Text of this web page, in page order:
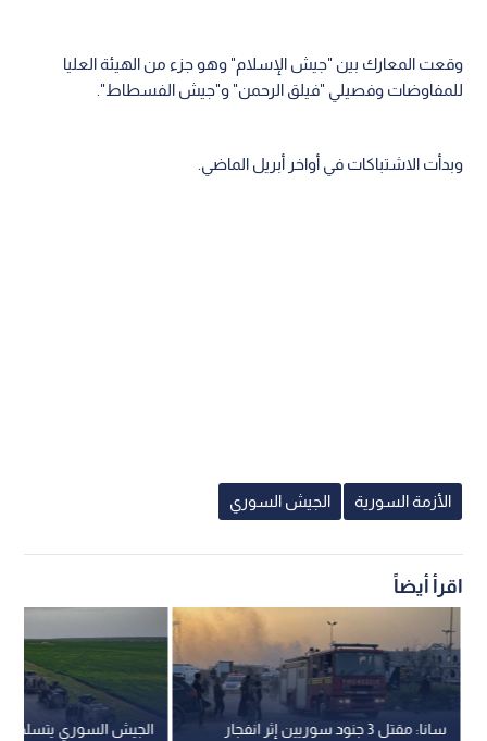
وقعت المعارك بين "جيش الإسلام" وهو جزء من الهيئة العليا
للمفاوضات وفصيلي "فيلق الرحمن" و"جيش الفسطاط".
وبدأت الاشتباكات في أواخر أبريل الماضي.
الأزمة السورية الجيش السوري
اقرأ أيضاً
الجيش السوري يتسلم
سانا: مقتل 3 جنود سوريين إثر انفجار